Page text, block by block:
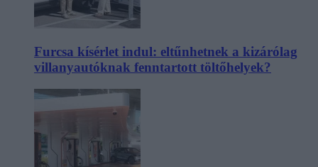
Furcsa kísérlet indul: eltűnhetnek a kizárólag
villanyautóknak fenntartott töltőhelyek?